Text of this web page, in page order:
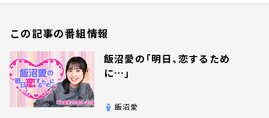
この記事の番組情報
飯沼愛の「明日、恋するため
に…」
飯沼愛